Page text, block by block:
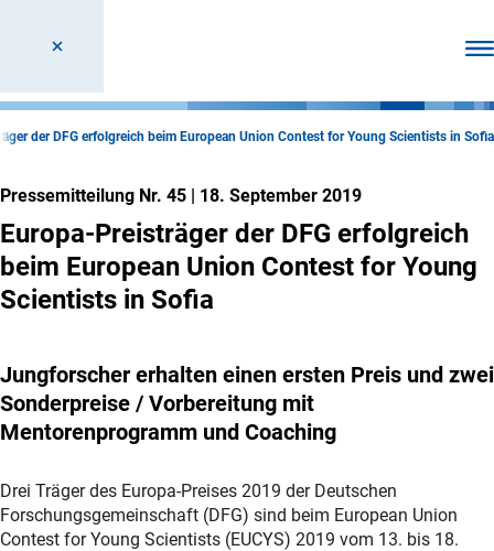
der DFG erfolgreich beim European Union Contest for Young Scientists in Sofia
Pressemitteilung Nr. 45 | 18. September 2019
Europa-Preisträger der DFG erfolgreich
beim European Union Contest for Young
Scientists in Sofia
Jungforscher erhalten einen ersten Preis und zwei
Sonderpreise / Vorbereitung mit
Mentorenprogramm und Coaching
Drei Träger des Europa-Preises 2019 der Deutschen
Forschungsgemeinschaft (DFG) sind beim European Union
Contest for Young Scientists (EUCYS) 2019 vom 13. bis 18.